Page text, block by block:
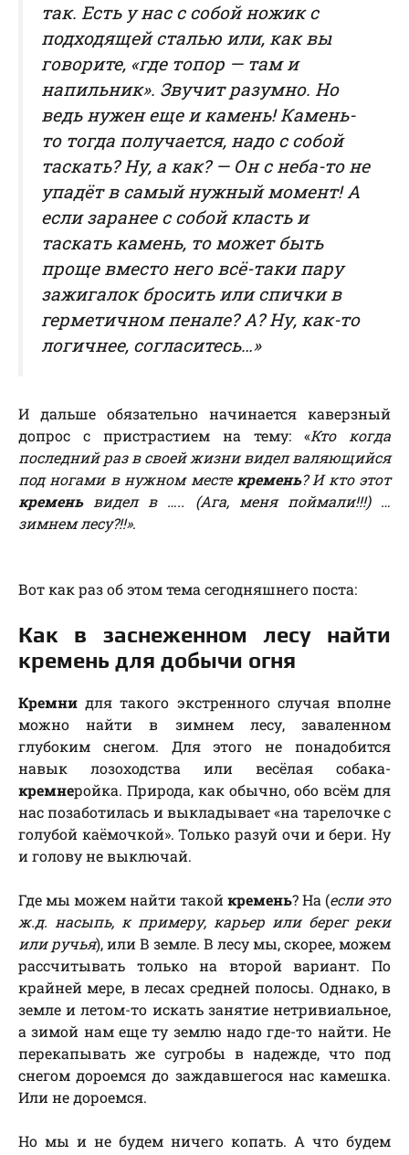
так. Есть у нас с собой ножик с
подходящей сталью или, как вы
говорите, «где топор — там и
напильник». Звучит разумно. Но
ведь нужен еще и камень! Камень-
то тогда получается, надо с собой
таскать? Ну, а как? — Он с неба-то не
упадёт в самый нужный момент! А
если заранее с собой класть и
таскать камень, то может быть
проще вместо него всё-таки пару
зажигалок бросить или спички в
герметичном пенале? А? Ну, как-то
логичнее, согласитесь…»
И дальше обязательно начинается каверзный
допрос с пристрастием на тему: «Кто когда
последний раз в своей жизни видел валяющийся
под ногами в нужном месте кремень? И кто этот
кременьвидел в ….. (Ага, меня поймали!!!) …
зимнем лесу?!!».
Вот как раз об этом тема сегодняшнего поста:
Как в заснеженном лесу найти
кремень для добычи огня
Кремни для такого экстренного случая вполне
можно найти в зимнем лесу, заваленном
глубоким снегом. Для этого не понадобится
навык лозоходства или весёлая собака-
кремнеройка. Природа, как обычно, обо всём для
нас позаботилась и выкладывает «на тарелочке с
голубой каёмочкой». Только разуй очи и бери. Ну
и голову не выключай.
Где мы можем найти такой кремень? На (если это
ж.д. насыпь, к примеру, карьер или берег реки
или ручья), или В земле. В лесу мы, скорее, можем
рассчитывать только на второй вариант. По
крайней мере, в лесах средней полосы. Однако, в
земле и летом-то искать занятие нетривиальное,
а зимой нам еще ту землю надо где-то найти. Не
перекапывать же сугробы в надежде, что под
снегом дороемся до заждавшегося нас камешка.
Или не дороемся.
Но мы и не будем ничего копать. А что будем